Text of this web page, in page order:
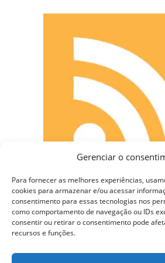
Gerenciar o
Para fornecer as melhores experiências,
cookies para armazenar e/ou acessar
consentimento para essas tecnologias nos
como comportamento de navegação ou IDs
consentir ou retirar o consentimento pode
recursos e funções.
CONECTE-SE